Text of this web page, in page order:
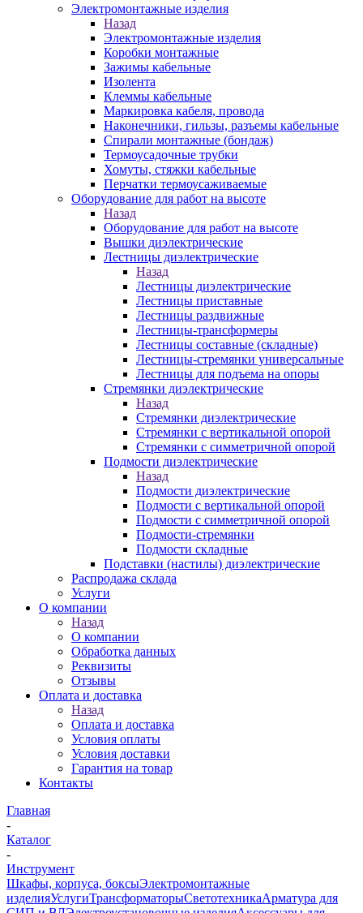
Электромонтажные изделия
Назад
Электромонтажные изделия
Коробки монтажные
Зажимы кабельные
Изолента
Клеммы кабельные
Маркировка кабеля, провода
Наконечники, гильзы, разъемы кабельные
Спирали монтажные (бондаж)
Термоусадочные трубки
Хомуты, стяжки кабельные
Перчатки термоусаживаемые
Оборудование для работ на высоте
Назад
Оборудование для работ на высоте
Вышки диэлектрические
Лестницы диэлектрические
Назад
Лестницы диэлектрические
Лестницы приставные
Лестницы раздвижные
Лестницы-трансформеры
Лестницы составные (складные)
Лестницы-стремянки универсальные
Лестницы для подъема на опоры
Стремянки диэлектрические
Назад
Стремянки диэлектрические
Стремянки с вертикальной опорой
Стремянки с симметричной опорой
Подмости диэлектрические
Назад
Подмости диэлектрические
Подмости с вертикальной опорой
Подмости с симметричной опорой
Подмости-стремянки
Подмости складные
Подставки (настилы) диэлектрические
Распродажа склада
Услуги
О компании
Назад
О компании
Обработка данных
Реквизиты
Отзывы
Оплата и доставка
Назад
Оплата и доставка
Условия оплаты
Условия доставки
Гарантия на товар
Контакты
Главная
-
Каталог
-
Инструмент
Шкафы, корпуса, боксыЭлектромонтажные
изделияУслугиТрансформаторыСветотехникаАрматура для